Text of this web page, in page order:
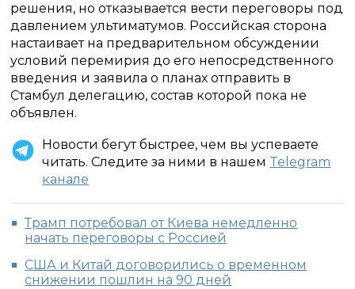
решения, но отказывается вести переговоры под
давлением ультиматумов. Российская сторона
настаивает на предварительном обсуждении
условий перемирия до его непосредственного
введения и заявила о планах отправить в
Стамбул делегацию, состав которой пока не
объявлен.
Новости бегут быстрее, чем вы успеваете
читать. Следите за ними в нашем Telegram
канале
Трамп потребовал от Киева немедленно
начать переговоры с Россией
США и Китай договорились о временном
снижении пошлин на 90 дней